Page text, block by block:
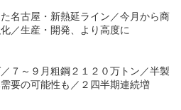
名古屋・新熱延ライン／今月から商
／生産・開発、より高度に
７～９月粗鋼２１２０万トン／半製
要の可能性も／２四半期連続増